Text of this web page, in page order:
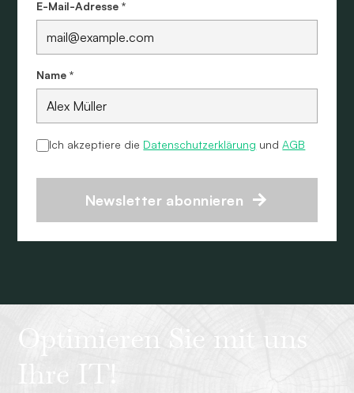
E-Mail-Adresse *
Name *
Ich akzeptiere die Datenschutzerklärung undAGB
Newsletter abonnieren
Optimieren Sie mit uns
Ihre IT!